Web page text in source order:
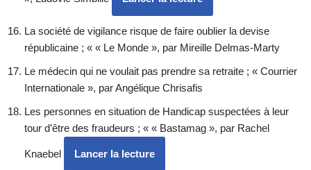
La société de vigilance risque de faire oublier la devise
républicaine ; « « Le Monde », par Mireille Delmas-Marty
Le médecin qui ne voulait pas prendre sa retraite ; « Courrier
Internationale », par Angélique Chrisafis
Les personnes en situation de Handicap suspectées à leur
tour d’être des fraudeurs ; « « Bastamag », par Rachel
Knaebel Lancer la lecture